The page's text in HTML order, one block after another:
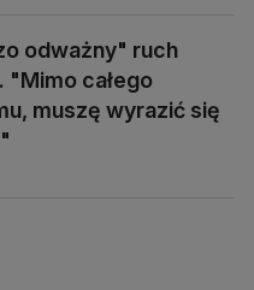
odważny" ruch
"Mimo całego
muszę wyrazić się